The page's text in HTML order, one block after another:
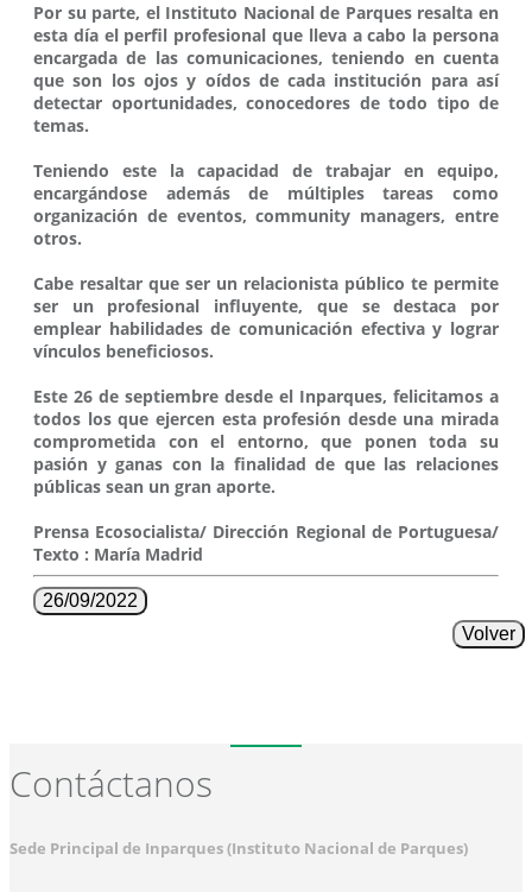
Por su parte, el Instituto Nacional de Parques resalta en
esta día el perfil profesional que lleva a cabo la persona
encargada de las comunicaciones, teniendo en cuenta
que son los ojos y oídos de cada institución para así
detectar oportunidades, conocedores de todo tipo de
temas.
Teniendo este la capacidad de trabajar en equipo,
encargándose además de múltiples tareas como
organización de eventos, community managers, entre
otros.
Cabe resaltar que ser un relacionista público te permite
ser un profesional influyente, que se destaca por
emplear habilidades de comunicación efectiva y lograr
vínculos beneficiosos.
Este 26 de septiembre desde el Inparques, felicitamos a
todos los que ejercen esta profesión desde una mirada
comprometida con el entorno, que ponen toda su
pasión y ganas con la finalidad de que las relaciones
públicas sean un gran aporte.
Prensa Ecosocialista/ Dirección Regional de Portuguesa/
Texto : María Madrid
26/09/2022
Volver
Contáctanos
Sede Principal de Inparques (Instituto Nacional de Parques)